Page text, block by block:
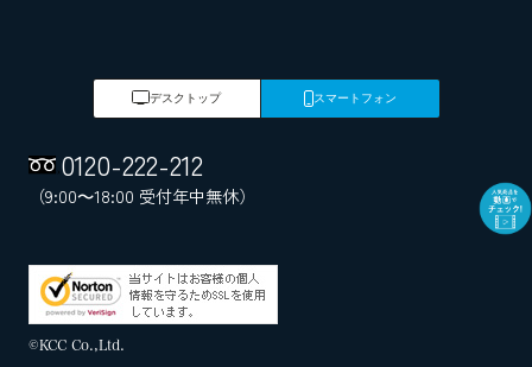
デスクトップ スマートフォン
0120-222-212
（9:00～18:00 受付年中無休）
©KCC Co.,Ltd.